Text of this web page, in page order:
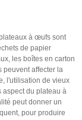
à œufs sont
de papier
les boîtes en carton
peuvent affecter la
l'utilisation de vieux
aspect du plateau à
peut donner un
pour produire